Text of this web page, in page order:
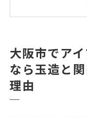
ント
大阪市での
大阪市でア
なら玉造と
理由